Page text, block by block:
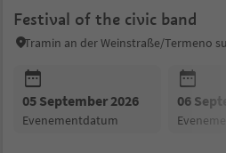
Festival of the civic band
05 September 2026
evenementdatum
06